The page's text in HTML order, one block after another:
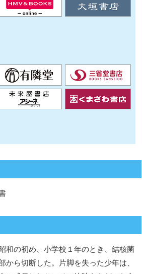
和の初め、小学校１年のとき、結核菌
から切断した。片脚を失った少年は、